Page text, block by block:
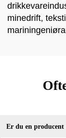
minedrift,
Er du en producent